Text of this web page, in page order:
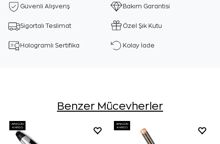
Güvenli Alışveriş Bakım Garantisi
Sigortalı Teslimat Özel Şık Kutu
Hologramlı Sertifika Kolay İade
Benzer Mücevherler
AYNI GÜN
KARGO
AYNI GÜN
KARGO